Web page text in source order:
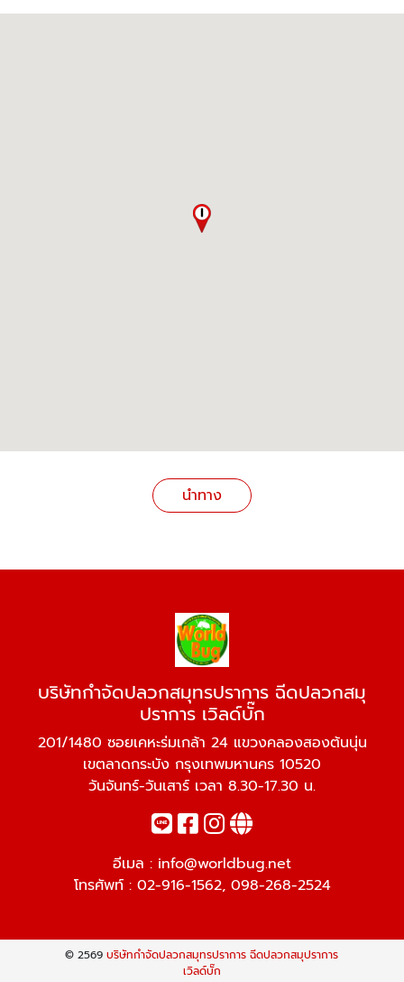
นำทาง
บริษัทกำจัดปลวกสมุทรปราการ ฉีดปลวกสมุ
ปราการ เวิลด์บั๊ก
201/1480 ซอยเคหะร่มเกล้า 24 แขวงคลองสองต้นนุ่น
เขตลาดกระบัง กรุงเทพมหานคร 10520
วันจันทร์-วันเสาร์ เวลา 8.30-17.30 น.
อีเมล : info@worldbug.net
โทรศัพท์ : 02-916-1562, 098-268-2524
© 2569บริษัทกำจัดปลวกสมุทรปราการ ฉีดปลวกสมุปราการ
เวิลด์บั๊ก